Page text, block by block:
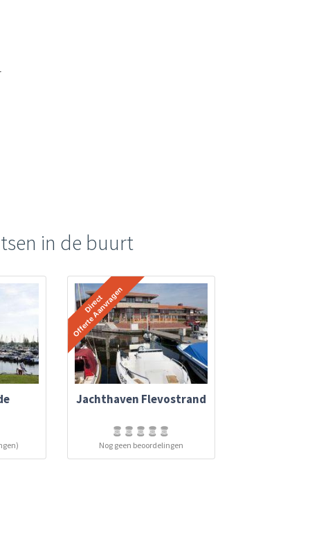
in de buurt
Jachthaven Flevostrand
Nog geen beoordelingen